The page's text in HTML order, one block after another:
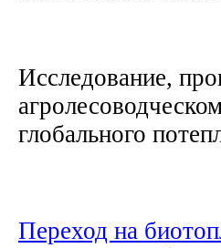
Исследование,
глобального
Переход на